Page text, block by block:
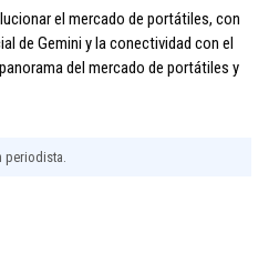
el mercado de portátiles, con
de Gemini y la conectividad con el
del mercado de portátiles y
periodista.